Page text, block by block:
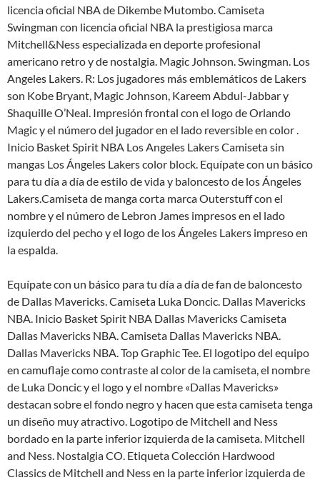
licencia oficial NBA de Dikembe Mutombo. Camiseta
Swingman con licencia oficial NBA la prestigiosa marca
Mitchell&Ness especializada en deporte profesional
americano retro y de nostalgia. Magic Johnson. Swingman. Los
Angeles Lakers. R: Los jugadores más emblemáticos de Lakers
son Kobe Bryant, Magic Johnson, Kareem Abdul-Jabbar y
Shaquille O’Neal. Impresión frontal con el logo de Orlando
Magic y el número del jugador en el lado reversible en color .
Inicio Basket Spirit NBA Los Angeles Lakers Camiseta sin
mangas Los Ángeles Lakers color block. Equípate con un básico
para tu día a día de estilo de vida y baloncesto de los Ángeles
Lakers.Camiseta de manga corta marca Outerstuff con el
nombre y el número de Lebron James impresos en el lado
izquierdo del pecho y el logo de los Ángeles Lakers impreso en
la espalda.
Equípate con un básico para tu día a día de fan de baloncesto
de Dallas Mavericks. Camiseta Luka Doncic. Dallas Mavericks
NBA. Inicio Basket Spirit NBA Dallas Mavericks Camiseta
Dallas Mavericks NBA. Camiseta Dallas Mavericks NBA.
Dallas Mavericks NBA. Top Graphic Tee. El logotipo del equipo
en camuflaje como contraste al color de la camiseta, el nombre
de Luka Doncic y el logo y el nombre «Dallas Mavericks»
destacan sobre el fondo negro y hacen que esta camiseta tenga
un diseño muy atractivo. Logotipo de Mitchell and Ness
bordado en la parte inferior izquierda de la camiseta. Mitchell
and Ness. Nostalgia CO. Etiqueta Colección Hardwood
Classics de Mitchell and Ness en la parte inferior izquierda de